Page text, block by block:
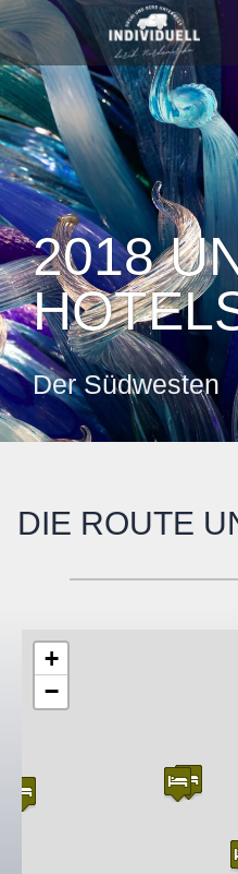
2018
Der Südwesten
DIE ROUTE
+
−